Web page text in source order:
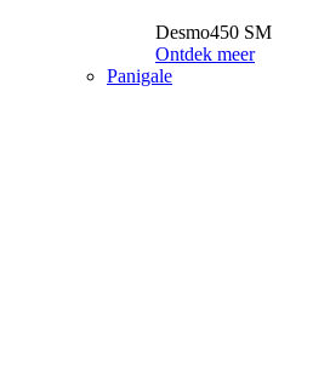
Desmo450 SM
Ontdek meer
Panigale